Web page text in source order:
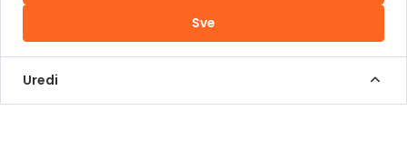
Kontakt Info
+387 62 839 000
info@pomoziba.org
Sve
Uredi